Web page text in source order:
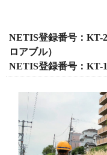
NETIS登録番号：KT-
ロアブル）
NETIS登録番号：KT-